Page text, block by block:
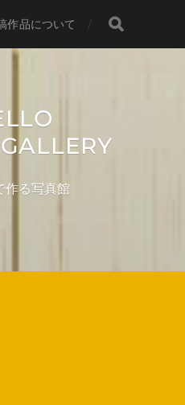
作品について
作る写真館